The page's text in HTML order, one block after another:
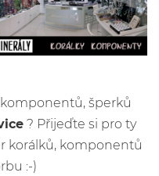
šperků
? Přijeďte si pro ty
korálků, komponentů
:-)